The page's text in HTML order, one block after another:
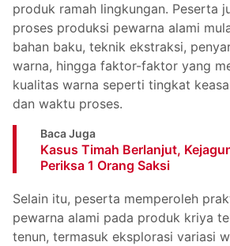
produk ramah lingkungan. Peserta
proses produksi pewarna alami
bahan baku, teknik ekstraksi,
warna, hingga faktor-faktor yang
kualitas warna seperti tingkat
dan waktu proses.
Baca Juga
Kasus Timah Berlanjut,
Periksa 1 Orang Saksi
Selain itu, peserta memperoleh
pewarna alami pada produk kriya
tenun, termasuk eksplorasi variasi